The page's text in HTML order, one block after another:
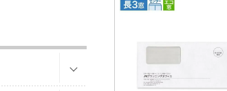
領収書 のし紙・の